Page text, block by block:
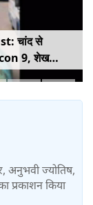
चांद से
9, शेख
ऐलान, MP में बस
अनुभवी ज्योतिष,
प्रकाशन किया